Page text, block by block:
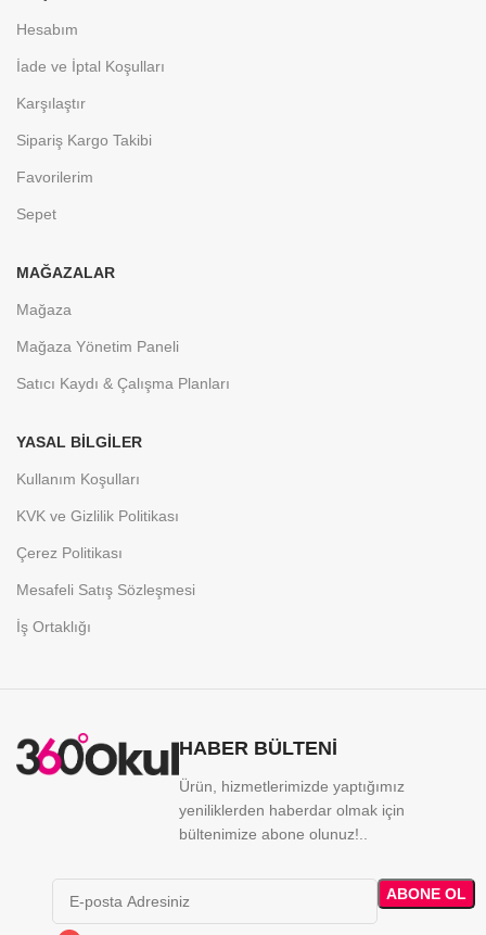
Hesabım
İade ve İptal Koşulları
Karşılaştır
Sipariş Kargo Takibi
Favorilerim
Sepet
MAĞAZALAR
Mağaza
Mağaza Yönetim Paneli
Satıcı Kaydı & Çalışma Planları
YASAL BİLGİLER
Kullanım Koşulları
KVK ve Gizlilik Politikası
Çerez Politikası
Mesafeli Satış Sözleşmesi
İş Ortaklığı
HABER BÜLTENİ
Ürün, hizmetlerimizde yaptığımız
yeniliklerden haberdar olmak için
bültenimize abone olunuz!..